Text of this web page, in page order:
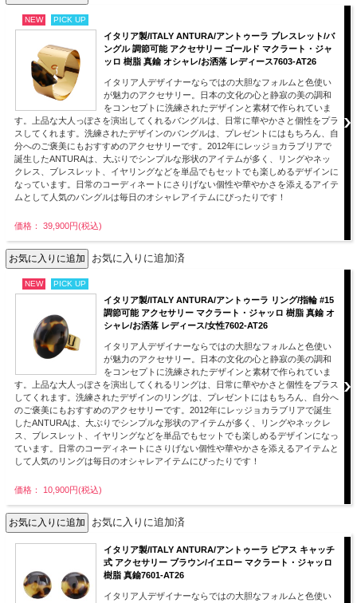
NEW PICK UP
イタリア製/ITALY ANTURA/アントゥーラ ブレスレット/バ
ングル 調節可能 アクセサリー ゴールド マクラート・ジャ
ッロ 樹脂 真鍮 オシャレ/お洒落 レディース7603-AT26
イタリア人デザイナーならではの大胆なフォルムと色使い
が魅力のアクセサリー。日本の文化の心と静寂の美の調和
をコンセプトに洗練されたデザインと素材で作られていま
す。上品な大人っぽさを演出してくれるバングルは、日常に華やかさと個性をプラ
スしてくれます。洗練されたデザインのバングルは、プレゼントにはもちろん、自
分へのご褒美にもおすすめのアクセサリーです。2012年にレッジョカラブリアで
誕生したANTURAは、大ぶりでシンプルな形状のアイテムが多く、リングやネッ
クレス、ブレスレット、イヤリングなどを単品でもセットでも楽しめるデザインに
なっています。日常のコーディネートにさりげない個性や華やかさを添えるアイテ
ムとして人気のバングルは毎日のオシャレアイテムにぴったりです！
価格： 39,900円(税込)
お気に入りに追加済
NEW PICK UP
イタリア製/ITALY ANTURA/アントゥーラ リング/指輪 #15
調節可能 アクセサリー マクラート・ジャッロ 樹脂 真鍮 オ
シャレ/お洒落 レディース/女性7602-AT26
イタリア人デザイナーならではの大胆なフォルムと色使い
が魅力のアクセサリー。日本の文化の心と静寂の美の調和
をコンセプトに洗練されたデザインと素材で作られていま
す。上品な大人っぽさを演出してくれるリングは、日常に華やかさと個性をプラス
してくれます。洗練されたデザインのリングは、プレゼントにはもちろん、自分へ
のご褒美にもおすすめのアクセサリーです。2012年にレッジョカラブリアで誕生
したANTURAは、大ぶりでシンプルな形状のアイテムが多く、リングやネックレ
ス、ブレスレット、イヤリングなどを単品でもセットでも楽しめるデザインになっ
ています。日常のコーディネートにさりげない個性や華やかさを添えるアイテムと
して人気のリングは毎日のオシャレアイテムにぴったりです！
価格： 10,900円(税込)
お気に入りに追加済
イタリア製/ITALY ANTURA/アントゥーラ ピアス キャッチ
式 アクセサリー ブラウン/イエロー マクラート・ジャッロ
樹脂 真鍮7601-AT26
イタリア人デザイナーならではの大胆なフォルムと色使い